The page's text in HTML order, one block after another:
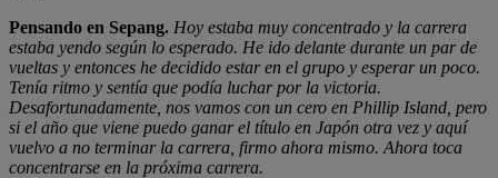
Pensando en Sepang. Hoy estaba muy concentrado y la carrera
estaba yendo según lo esperado. He ido delante durante un par de
vueltas y entonces he decidido estar en el grupo y esperar un poco.
Tenía ritmo y sentía que podía luchar por la victoria.
Desafortunadamente, nos vamos con un cero en Phillip Island, pero
si el año que viene puedo ganar el título en Japón otra vez y aquí
vuelvo a no terminar la carrera, firmo ahora mismo. Ahora toca
concentrarse en la próxima carrera.